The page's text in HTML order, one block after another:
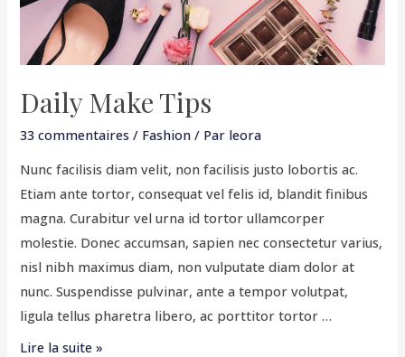
Daily Make Tips
33 commentaires / Fashion / Par leora
Nunc facilisis diam velit, non facilisis justo lobortis ac.
Etiam ante tortor, consequat vel felis id, blandit finibus
magna. Curabitur vel urna id tortor ullamcorper
molestie. Donec accumsan, sapien nec consectetur varius,
nisl nibh maximus diam, non vulputate diam dolor at
nunc. Suspendisse pulvinar, ante a tempor volutpat,
ligula tellus pharetra libero, ac porttitor tortor …
Lire la suite »